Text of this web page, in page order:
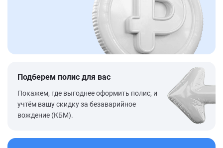
Подберем полис для вас
Покажем, где выгоднее оформить полис, и
учтём вашу скидку за безаварийное
вождение (КБМ).